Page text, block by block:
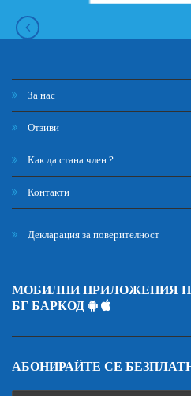
За нас
Отзиви
Как да стана член ?
Контакти
Декларация за поверителност
МОБИЛНИ ПРИЛОЖЕНИЯ
БГ БАРКОД
АБОНИРАЙТЕ СЕ